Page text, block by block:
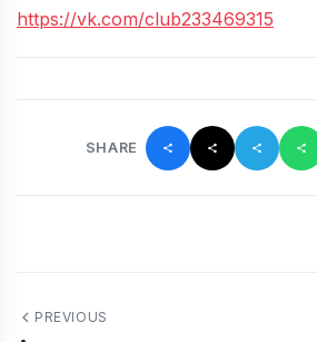
https://vk.com/club233469315
SHARE
PREVIOUS